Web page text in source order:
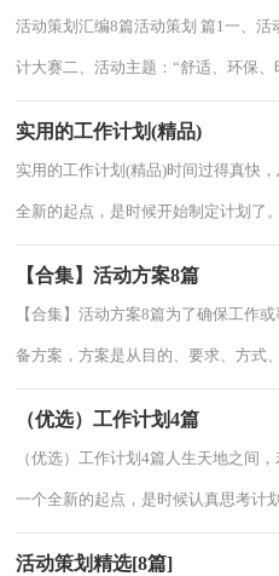
活动策划汇编8篇活动策划 篇1一、
计大赛二、活动主题：“舒适、环保
实用的工作计划(精品)
实用的工作计划(精品)时间过得真快
全新的起点，是时候开始制定计划了
【合集】活动方案8篇
【合集】活动方案8篇为了确保工作
备方案，方案是从目的、要求、方式
（优选）工作计划4篇
（优选）工作计划4篇人生天地之间
一个全新的起点，是时候认真思考计
活动策划精选[8篇]